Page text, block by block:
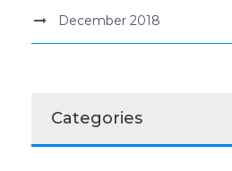
December 2018
Categories